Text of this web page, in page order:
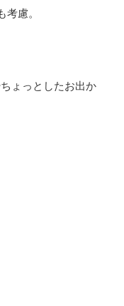
慮。
ょっとしたお出か